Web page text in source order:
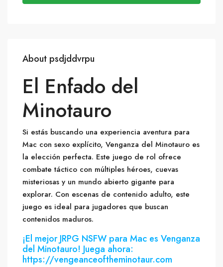
About psdjddvrpu
El Enfado del
Minotauro
Si estás buscando una experiencia aventura para
Mac con sexo explícito, Venganza del Minotauro es
la elección perfecta. Este juego de rol ofrece
combate táctico con múltiples héroes, cuevas
misteriosas y un mundo abierto gigante para
explorar. Con escenas de contenido adulto, este
juego es ideal para jugadores que buscan
contenidos maduros.
¡El mejor JRPG NSFW para Mac es Venganza
del Minotauro! Juega ahora:
https://vengeanceoftheminotaur.com